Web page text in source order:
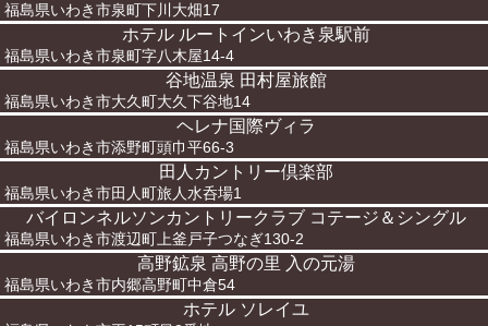
福島県いわき市泉町下川大畑17
ホテル ルートインいわき泉駅前
福島県いわき市泉町字八木屋14-4
谷地温泉 田村屋旅館
福島県いわき市大久町大久下谷地14
ヘレナ国際ヴィラ
福島県いわき市添野町頭巾平66-3
田人カントリー倶楽部
福島県いわき市田人町旅人水呑場1
バイロンネルソンカントリークラブ コテージ＆シングル
福島県いわき市渡辺町上釜戸子つなぎ130-2
高野鉱泉 高野の里 入の元湯
福島県いわき市内郷高野町中倉54
ホテル ソレイユ